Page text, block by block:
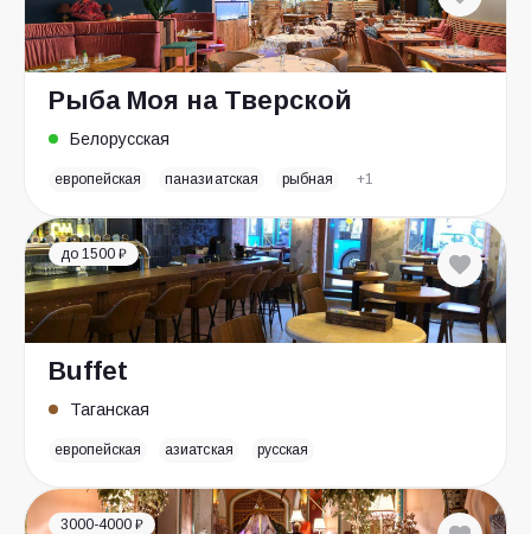
Рыба Моя на Тверской
Белорусская
европейская паназиатская рыбная +1
до 1500 ₽
Buffet
Таганская
европейская азиатская русская
3000-4000 ₽